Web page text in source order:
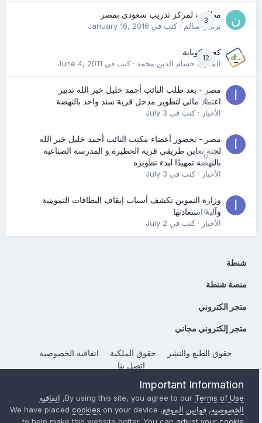
3
مطلوب لمركز تدريب سعودى بمصر
نرمين سالم· كتب في January 16, 2016
12
كعب كوباية
المدرب حسام الدين محمد· كتب في June 4, 2011
0
مصر - بعد طلب النائب أحمد خليل خير الله تدبير
اعتماد مالي لتطوير مدخل قرية سند واحد بالنهضة
الأخبار· كتب في July 3
0
مصر - بحضور أعضاء مكتب النائب أحمد خليل خير الله
لجنة تعاين طريقي قرية الحظيرة و المدرسة الصناعية
بالنهضة تمهيدًا لبدء تطويره
الأخبار· كتب في July 3
0
وزارة التموين تكشف أسباب إيقاف البطاقات التموينية
وآلية استعادتها
الأخبار· كتب في July 2
شنطة
منصة شنطة
متجر الكتروني
متجر إلكتروني مجاني
حقوق الطبع والنشر حقوق الملكية
اتفاقيه الخصوصيه
إتصل بنا
Powered by Invision CommunityImportant Information
By using this site, you agree to ourTerms of Use
, اتفاقيه
الخصوصيه, قوانين الموقع, We have placed
cookies on your device